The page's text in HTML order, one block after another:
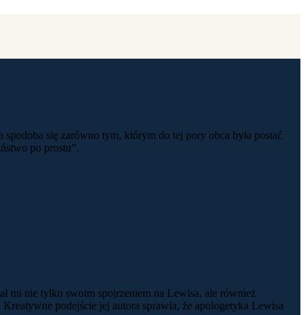
się zarówno tym, którym do tej pory obca była postać
po prostu”.
mi nie tylko swoim spojrzeniem na Lewisa, ale również
podejście jej autora sprawia, że apologetyka Lewisa